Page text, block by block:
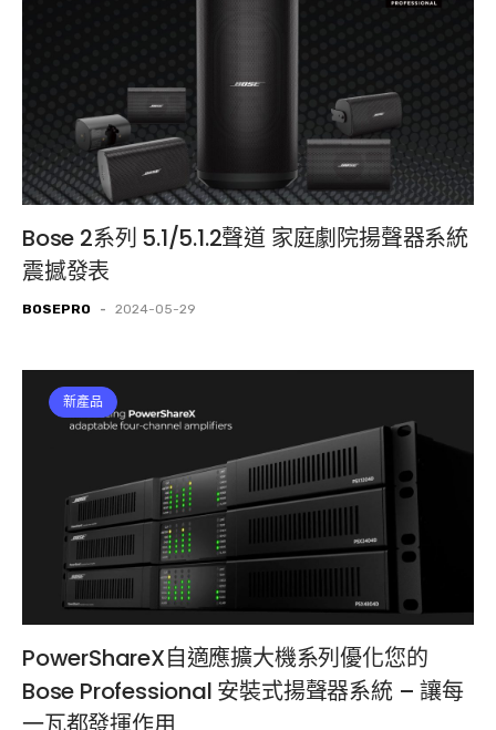
Bose 2系列 5.1/5.1.2聲道 家庭劇院揚聲器系統
震撼發表
BOSEPRO - 2024-05-29
新產品
PowerShareX自適應擴大機系列優化您的
Bose Professional 安裝式揚聲器系統 – 讓每